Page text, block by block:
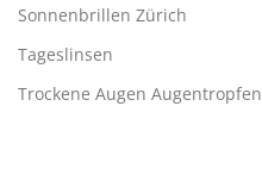
Sonnenbrillen Zürich
Tageslinsen
Trockene Augen Augentropfen